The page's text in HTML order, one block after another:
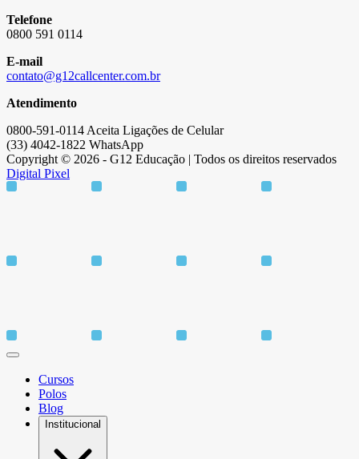
Telefone
0800 591 0114
E-mail
contato@g12callcenter.com.br
Atendimento
0800-591-0114 Aceita Ligações de Celular
(33) 4042-1822 WhatsApp
Copyright © 2026 - G12 Educação | Todos os direitos reservados
Digital Pixel
Cursos
Polos
Blog
Institucional